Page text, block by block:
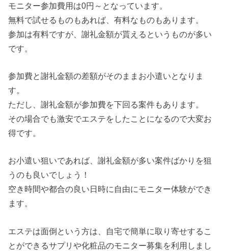
モニター参加費用は0円～となっています。
無料で試せるものもあれば、有料なものもあります。
参加は有料ですが、謝礼金額が貰えるというものが多い
です。
参加費と謝礼金額の差額がそのままお小遣いとなりま
す。
ただし、謝礼金額が参加費を下回る案件もあります。
その場合でも激安でエステをしたことになるので大変お
得です。
お小遣い狙いであれば、謝礼金額が多い案件ばかりを狙
うのも良いでしょう！
空き時間や都合の良い日時に自由にモニター体験ができ
ます。
エステは面倒という方は、自宅で簡単に取り寄せするこ
とができるサプリや化粧品のモニター募集を利用しまし